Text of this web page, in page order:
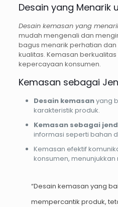
Desain yang Menarik
Desain kemasan yang
mudah mengenali dan
bagus menarik perhatian
kualitas. Kemasan
kepercayaan konsumen.
Kemasan sebagai
Desain kemasanyang
karakteristik produk.
Kemasan sebagai
informasi seperti bahan
Kemasan efektif
konsumen,
“Desain kemasan yang
mempercantik produk,